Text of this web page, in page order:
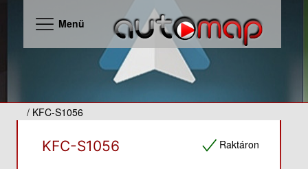
Menü
/ KFC-S1056
Raktáron
KFC-S1056